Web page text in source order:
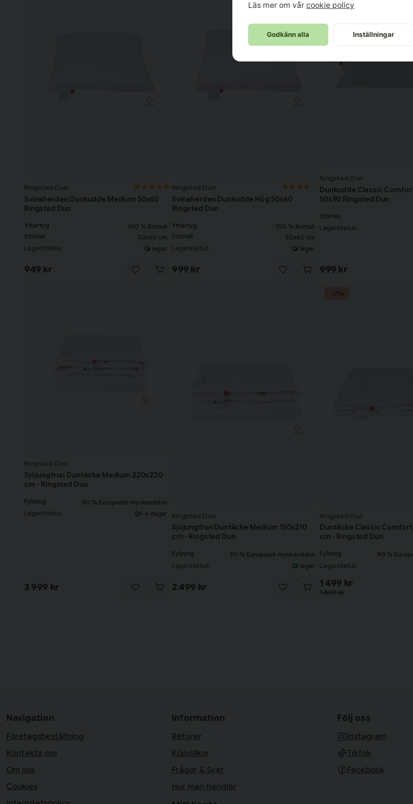
Ringsted Dun
Svinaherden Dunkudde Medium 50x60
Ringsted Dun
Yttertyg
100 % Bomull
Storlek
50x60 cm
Lagerstatus I lager
949 kr
Ringsted Dun
Svinaherden Dunkudde Hög 50x60
Ringsted Dun
Yttertyg
100 % Bomull
Storlek
50x60 cm
Lagerstatus I lager
999 kr
Ringsted Dun
Dunkudde Classic
50x90 Ringsted Dun
Storlek
Lagerstatus
999 kr
Ringsted Dun
Sjöjungfrun Duntäcke Medium 220x220
cm - Ringsted Dun
Fyllning 90 % Europeisk myskanddun
Lagerstatus 1-4 dagar
3 999 kr
Ringsted Dun
Sjöjungfrun Duntäcke Medium 150x210
cm - Ringsted Dun
Fyllning 90 % Europeisk myskanddun
Lagerstatus I lager
2 499 kr
Ringsted Dun
Duntäcke Classic Comfort
cm - Ringsted Dun
Fyllning 90 %
Lagerstatus
1 899 kr
1 499 kr
-21%
Navigation
Företagsbeställning
Kontakta oss
Om oss
Cookies
Information
Returer
Köpvillkor
Frågor & Svar
Hur man handlar
Följ oss
Instagram
Tiktok
Facebook
Läs mer om vår cookie policy
Godkänn alla Inställningar